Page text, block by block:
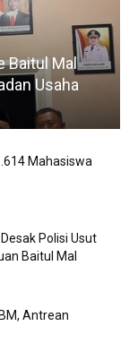
Baitul Mal
Usaha
Mahasiswa
Polisi Usut
Baitul Mal
Antrean